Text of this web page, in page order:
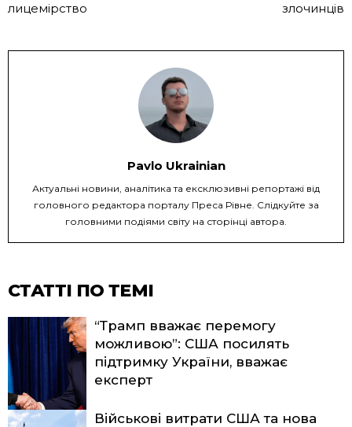
лицемірство злочинців
Pavlo Ukrainian
Актуальні новини, аналітика та ексклюзивні репортажі від
головного редактора порталу Преса Рівне. Слідкуйте за
головними подіями світу на сторінці автора.
СТАТТІ ПО ТЕМІ
“Трамп вважає перемогу
можливою”: США посилять
підтримку України, вважає
експерт
Військові витрати США та нова